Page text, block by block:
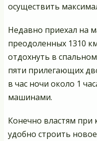
осуществить
Недавно приехал на
преодоленных 1310
отдохнуть в
пяти прилегающих
в час ночи около 1
машинами.
Конечно властям при
удобно строить